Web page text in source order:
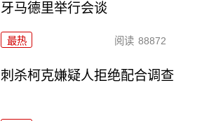
牙马德里举行会谈
最热 阅读 88872
刺杀柯克嫌疑人拒绝配合调查